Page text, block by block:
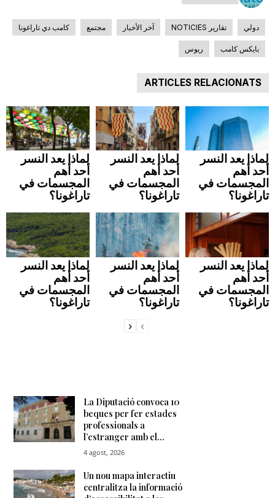
دولي تقارير NOTICIES آخر الأخبار مجتمع كامب دي تاراغونا
بايكس كامب ريوس
ARTICLES RELACIONATS
لماذا يعد النسر
أحد أهم
المجسمات في
تاراغونا؟
لماذا يعد النسر
أحد أهم
المجسمات في
تاراغونا؟
لماذا يعد النسر
أحد أهم
المجسمات في
تاراغونا؟
لماذا يعد النسر
أحد أهم
المجسمات في
تاراغونا؟
لماذا يعد النسر
أحد أهم
المجسمات في
تاراغونا؟
لماذا يعد النسر
أحد أهم
المجسمات في
تاراغونا؟